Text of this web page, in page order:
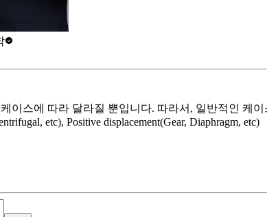
이스에 따라 달라질 뿐입니다. 따라서, 일반적인 케이
etc), Positive displacement(Gear, Diaphragm, etc)